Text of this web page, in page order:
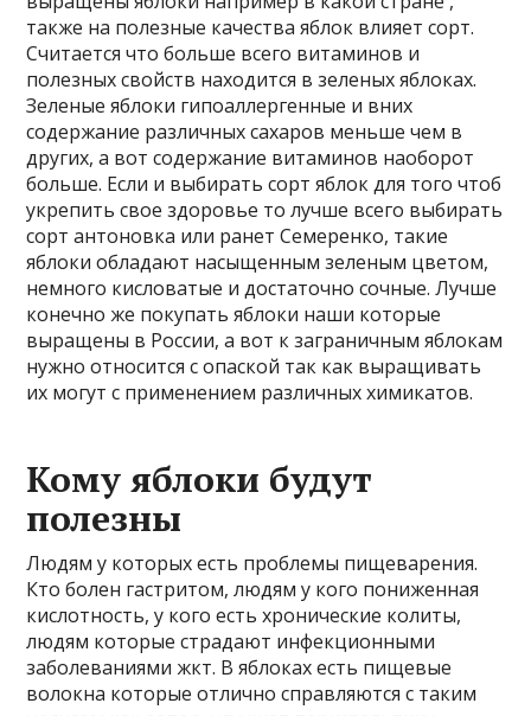
также на полезные качества яблок влияет сорт.
Считается что больше всего витаминов и
полезных свойств находится в зеленых яблоках.
Зеленые яблоки гипоаллергенные и вних
содержание различных сахаров меньше чем в
других, а вот содержание витаминов наоборот
больше. Если и выбирать сорт яблок для того чтоб
укрепить свое здоровье то лучше всего выбирать
сорт антоновка или ранет Семеренко, такие
яблоки обладают насыщенным зеленым цветом,
немного кисловатые и достаточно сочные. Лучше
конечно же покупать яблоки наши которые
выращены в России, а вот к заграничным яблокам
нужно относится с опаской так как выращивать
их могут с применением различных химикатов.
Кому яблоки будут
полезны
Людям у которых есть проблемы пищеварения.
Кто болен гастритом, людям у кого пониженная
кислотность, у кого есть хронические колиты,
людям которые страдают инфекционными
заболеваниями жкт. В яблоках есть пищевые
волокна которые отлично справляются с таким